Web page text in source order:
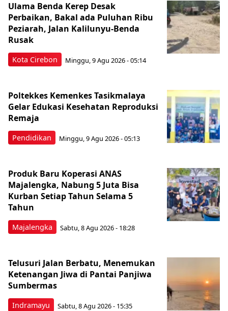
Kota Cirebon
Ulama Benda Kerep Desak
Perbaikan, Bakal ada Puluhan Ribu
Peziarah, Jalan Kalilunyu-Benda
Rusak
Minggu, 9 Agu 2026 - 05:14
Pendidikan
Poltekkes Kemenkes Tasikmalaya
Gelar Edukasi Kesehatan Reproduksi
Remaja
Minggu, 9 Agu 2026 - 05:13
Majalengka
Produk Baru Koperasi ANAS
Majalengka, Nabung 5 Juta Bisa
Kurban Setiap Tahun Selama 5
Tahun
Sabtu, 8 Agu 2026 - 18:28
Indramayu
Telusuri Jalan Berbatu, Menemukan
Ketenangan Jiwa di Pantai Panjiwa
Sumbermas
Sabtu, 8 Agu 2026 - 15:35